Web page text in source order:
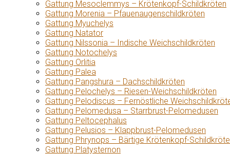
Gattung Mesoclemmys – Krötenkopf-Schildkröten
Gattung Morenia – Pfauenaugenschildkröten
Gattung Myuchelys
Gattung Natator
Gattung Nilssonia – Indische Weichschildkröten
Gattung Notochelys
Gattung Orlitia
Gattung Palea
Gattung Pangshura – Dachschildkröten
Gattung Pelochelys – Riesen-Weichschildkröten
Gattung Pelodiscus – Fernöstliche
Gattung Pelomedusa – Starrbrust-Pelomedusen
Gattung Peltocephalus
Gattung Pelusios – Klappbrust-Pelomedusen
Gattung Phrynops – Bärtige Krötenkopf-
Gattung Platysternon